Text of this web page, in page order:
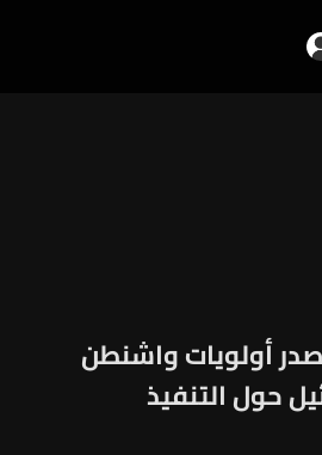
أولويات واشنطن
حول التنفيذ